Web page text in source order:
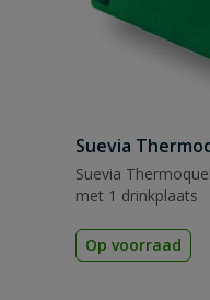
Suevia
Suevia
met 1 drinkplaats
Op voorraad